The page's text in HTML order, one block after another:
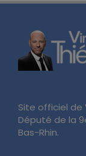
Site officiel de
Député de la
Bas-Rhin.